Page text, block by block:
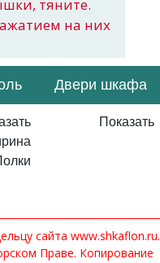
тяните.
на них
Двери шкафа
Показать
сайта www.shkaflon.ru.
Праве. Копирование